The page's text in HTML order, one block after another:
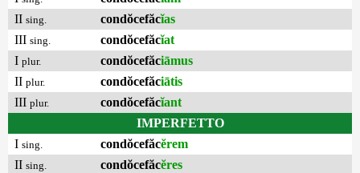
II sing. condŏcefăcĭas
III sing. condŏcefăcĭat
I plur. condŏcefăciāmus
II plur. condŏcefăciātis
III plur. condŏcefăcĭant
IMPERFETTO
I sing. condŏcefăcĕrem
II sing. condŏcefăcĕres